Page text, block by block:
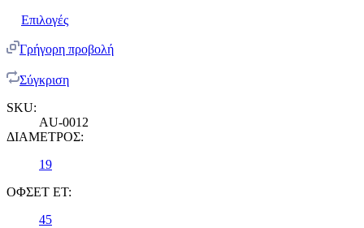
Επιλογές
Γρήγορη προβολή
Σύγκριση
SKU:
AU-0012
ΔΙΑΜΕΤΡΟΣ:
19
ΟΦΣΕΤ ET:
45